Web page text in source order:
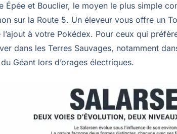
Épée et Bouclier, le moyen le plus simple
sur la Route 5. Un éleveur vous offre un
à votre Pokédex. Pour ceux qui
dans les Terres Sauvages, notamment
Géant lors d’orages électriques.